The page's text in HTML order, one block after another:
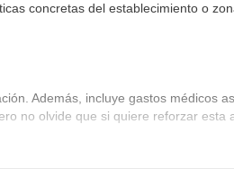
concretas del establecimiento o
Además, incluye gastos médicos
no olvide que si quiere reforzar